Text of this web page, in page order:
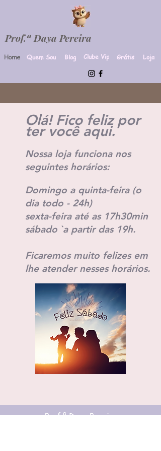
Home Loja
Clube Vip
Quem Sou Grátis
Blog
Prof.ª Daya Pereira
Olá! Fico feliz por
ter você aqui.
Nossa loja funciona nos
seguintes horários:
Domingo a quinta-feira (o
dia todo - 24h)
sexta-feira até as 17h30min
sábado `a partir das 19h.
Ficaremos muito felizes em
lhe atender nesses horários.
Prof.ª Daya Pereira